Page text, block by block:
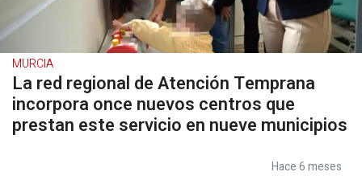
MURCIA
La red regional de Atención Temprana
incorpora once nuevos centros que
prestan este servicio en nueve municipios
Hace 6 meses